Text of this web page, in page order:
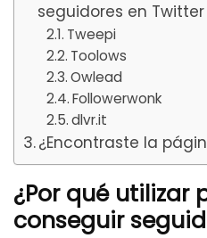
seguidores en Twitter
Tweepi
Toolows
Owlead
Followerwonk
dlvr.it
¿Encontraste la
¿Por qué utilizar
conseguir